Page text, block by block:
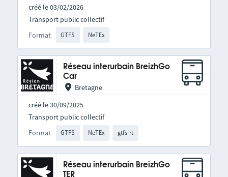
créé le 03/02/2026
Format GTFS NeTEx
Transport public collectif
Réseau interurbain BreizhGo
Car
Bretagne
créé le 30/09/2025
Format GTFS NeTEx gtfs-rt
Transport public collectif
Réseau interurbain BreizhGo
TER